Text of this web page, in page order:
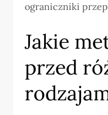
ograniczniki
Jakie
przed